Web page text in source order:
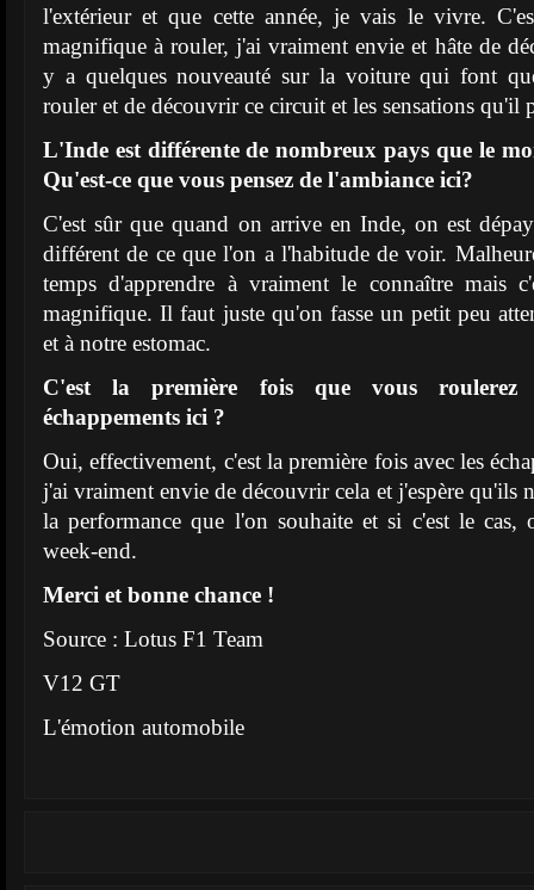
l'extérieur et que cette année, je vais le vivre.
magnifique à rouler, j'ai vraiment envie et hâte de
y a quelques nouveauté sur la voiture qui font
rouler et de découvrir ce circuit et les sensations qu'il
L'Inde est différente de nombreux pays que le
Qu'est-ce que vous pensez de l'ambiance ici?
C'est sûr que quand on arrive en Inde, on est
différent de ce que l'on a l'habitude de voir.
temps d'apprendre à vraiment le connaître mais
magnifique. Il faut juste qu'on fasse un petit peu
et à notre estomac.
C'est la première fois que vous roulerez
échappements ici ?
Oui, effectivement, c'est la première fois avec les
j'ai vraiment envie de découvrir cela et j'espère qu'ils
la performance que l'on souhaite et si c'est le
week-end.
Merci et bonne chance !
Source : Lotus F1 Team
V12 GT
L'émotion automobile